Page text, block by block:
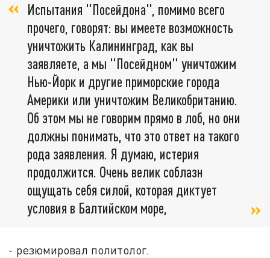
Испытания "Посейдона", помимо всего
прочего, говорят: вы имеете возможность
уничтожить Калининград, как вы
заявляете, а мы "Посейдном" уничтожим
Нью-Йорк и другие приморские города
Америки или уничтожим Великобританию.
Об этом мы не говорим прямо в лоб, но они
должны понимать, что это ответ на такого
рода заявления. Я думаю, истерия
продолжится. Очень велик соблазн
ощущать себя силой, которая диктует
условия в Балтийском море,
- резюмировал политолог.